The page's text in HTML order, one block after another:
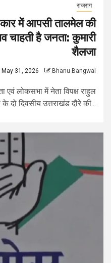
राजराग
में आपसी तालमेल की
चाहती है जनता: कुमारी
शैलजा
May 31, 2026 Bhanu Bangwal
लोकसभा में नेता विपक्ष राहुल
के दो दिवसीय उत्तराखंड दौरे की...